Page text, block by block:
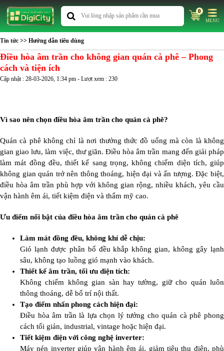
0
MENU
Tin tức >> Hướng dẫn tiêu dùng
Điều hòa âm trần cho không gian quán cà phê – Phong
cách và tiện ích
Cập nhật : 28-03-2026, 1:34 pm - Lượt xem : 230
Vì sao nên chọn điều hòa âm trần cho quán cà phê?
Quán cà phê không chỉ là nơi thưởng thức đồ uống mà còn là không
gian giao lưu, làm việc, thư giãn. Điều hòa âm trần mang đến giải pháp
làm mát đồng đều, thiết kế sang trọng, không chiếm diện tích, giúp
không gian quán trở nên thông thoáng, hiện đại và ấn tượng. Đặc biệt,
điều hòa âm trần phù hợp với không gian rộng, nhiều khách, yêu cầu
vận hành êm ái, tiết kiệm điện và thẩm mỹ cao.
Ưu điểm nổi bật của điều hòa âm trần cho quán cà phê
Làm mát đồng đều, không khí dễ chịu:
Gió lạnh được phân bổ đều khắp không gian, không gây lạnh
sâu, không tạo luồng gió mạnh vào khách.
Thiết kế âm trần, tối ưu diện tích:
Không chiếm không gian sàn hay tường, giữ cho quán luôn
thông thoáng, dễ bố trí nội thất.
Tạo điểm nhấn phong cách hiện đại:
Điều hòa âm trần là lựa chọn lý tưởng cho quán cà phê phong
cách tối giản, industrial, vintage hoặc hiện đại.
Tiết kiệm điện với công nghệ inverter:
Máy nén inverter giúp vận hành êm ái, giảm tiêu thụ điện, phù